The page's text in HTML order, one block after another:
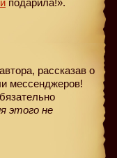
рассказав о
мессенджеров!
этого не